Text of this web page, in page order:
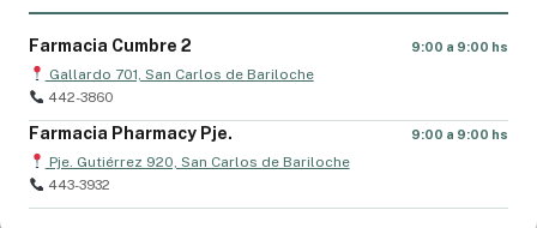
Farmacia Cumbre 2 9:00 a 9:00 hs
Gallardo 701, San Carlos de Bariloche
442-3860
Farmacia Pharmacy Pje. 9:00 a 9:00 hs
Pje. Gutiérrez 920, San Carlos de Bariloche
443-3932